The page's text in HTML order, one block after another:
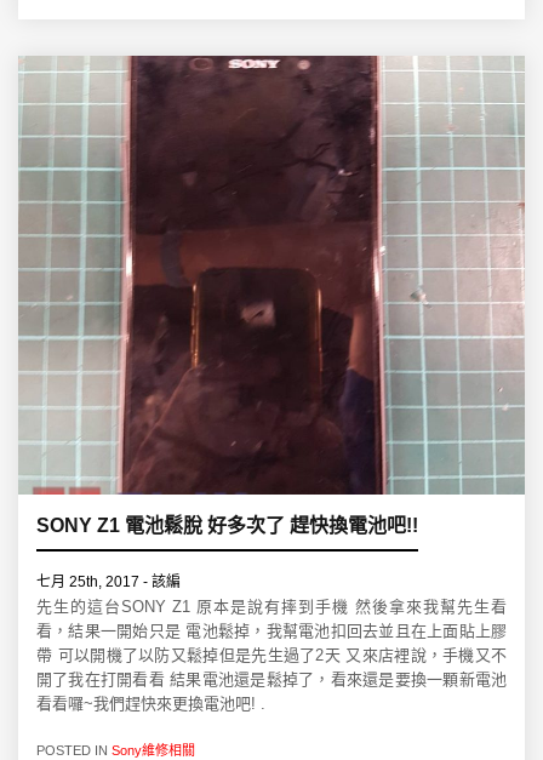
SONY Z1 電池鬆脫 好多次了 趕快換電池吧!!
七月 25th, 2017 - 該編
先生的這台SONY Z1 原本是說有摔到手機 然後拿來我幫先生看
看，結果一開始只是 電池鬆掉，我幫電池扣回去並且在上面貼上膠
帶 可以開機了以防又鬆掉但是先生過了2天 又來店裡說，手機又不
開了我在打開看看 結果電池還是鬆掉了，看來還是要換一顆新電池
看看囉~我們趕快來更換電池吧! .
POSTED IN Sony維修相關